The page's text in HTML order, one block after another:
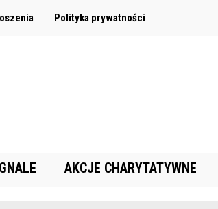
Polityka prywatności
AKCJE CHARYTATYWNE